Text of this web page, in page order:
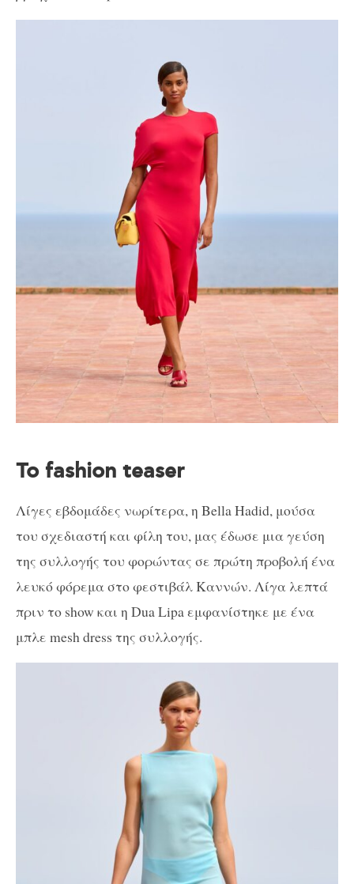
Το fashion teaser
Λίγες εβδομάδες νωρίτερα, η Bella Hadid, μούσα
του σχεδιαστή και φίλη του, μας έδωσε μια γεύση
της συλλογής του φορώντας σε πρώτη προβολή ένα
λευκό φόρεμα στο φεστιβάλ Καννών. Λίγα λεπτά
πριν το show και η Dua Lipa εμφανίστηκε με ένα
μπλε mesh dress της συλλογής.